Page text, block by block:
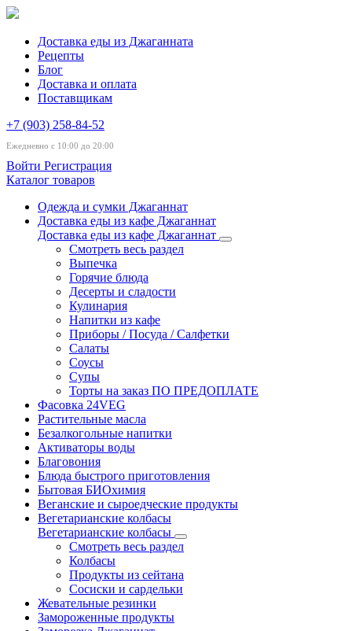
Доставка еды из Джаганната
Рецепты
Блог
Доставка и оплата
Поставщикам
+7 (903) 258-84-52
Ежедневно с 10:00 до 20:00
Войти Регистрация
Каталог товаров
Одежда и сумки Джаганнат
Доставка еды из кафе Джаганнат
Доставка еды из кафе Джаганнат
Смотреть весь раздел
Выпечка
Горячие блюда
Десерты и сладости
Кулинария
Напитки из кафе
Приборы / Посуда / Салфетки
Салаты
Соусы
Супы
Торты на заказ ПО ПРЕДОПЛАТЕ
Фасовка 24VEG
Растительные масла
Безалкогольные напитки
Активаторы воды
Благовония
Блюда быстрого приготовления
Бытовая БИОхимия
Веганские и сыроедческие продукты
Вегетарианские колбасы
Вегетарианские колбасы
Смотреть весь раздел
Колбасы
Продукты из сейтана
Сосиски и сардельки
Жевательные резинки
Замороженные продукты